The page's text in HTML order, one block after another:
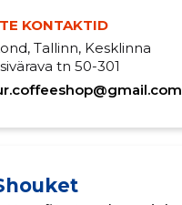
KONTAKTID
Tallinn, Kesklinna
tn 50-301